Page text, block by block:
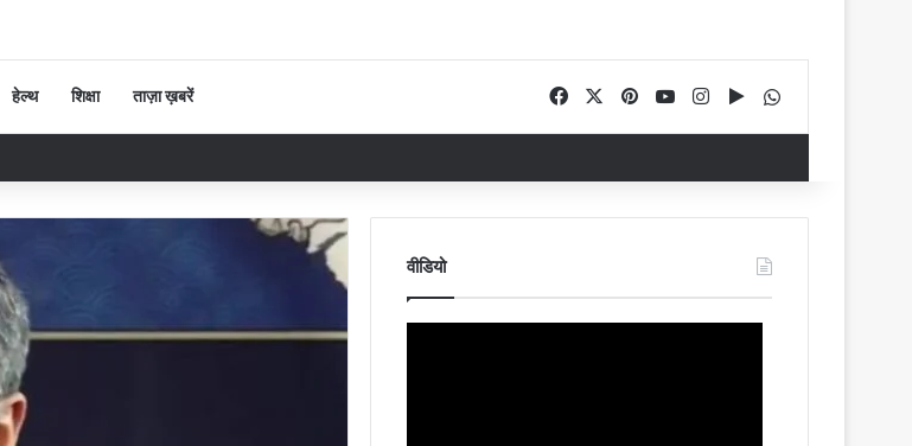
हेल्थ शिक्षा ताज़ा ख़बरें FacebookPinterestYouTubeInstagram
Google Play
वीडियो